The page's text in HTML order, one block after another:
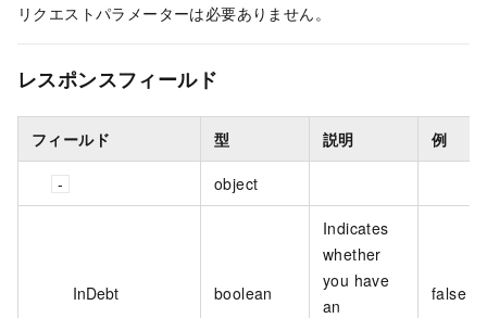
リクエストパラメーターは必要ありません。
レスポンスフィールド
フィールド 型 説明 例
object
InDebt boolean
Indicates
whether
you have
an
false